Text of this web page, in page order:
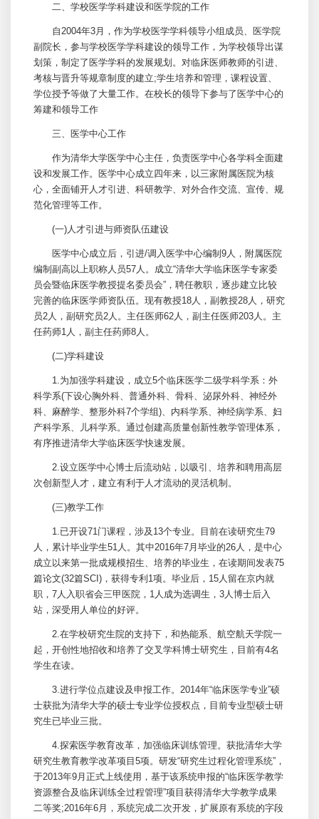
二、学校医学学科建设和医学院的工作
自2004年3月，作为学校医学学科领导小组成员、医学院
副院长，参与学校医学学科建设的领导工作，为学校领导出谋
划策，制定了医学学科的发展规划。对临床医师教师的引进、
考核与晋升等规章制度的建立;学生培养和管理，课程设置、
学位授予等做了大量工作。在校长的领导下参与了医学中心的
筹建和领导工作
三、医学中心工作
作为清华大学医学中心主任，负责医学中心各学科全面建
设和发展工作。医学中心成立四年来，以三家附属医院为核
心，全面铺开人才引进、科研教学、对外合作交流、宣传、规
范化管理等工作。
(一)人才引进与师资队伍建设
医学中心成立后，引进/调入医学中心编制9人，附属医院
编制副高以上职称人员57人。成立“清华大学临床医学专家委
员会暨临床医学教授提名委员会”，聘任教职，逐步建立比较
完善的临床医学师资队伍。现有教授18人，副教授28人，研究
员2人，副研究员2人。主任医师62人，副主任医师203人。主
任药师1人，副主任药师8人。
(二)学科建设
1.为加强学科建设，成立5个临床医学二级学科学系：外
科学系(下设心胸外科 普通外科 骨科 泌尿外科
神经外
科 、麻醉学、整形外科7个学组)、内科学系、神经病学系、 妇
产科学系、 儿科学系。通过创建高质量创新性教学管理体系，
有序推进清华大学临床医学快速发展。
2.设立医学中心博士后流动站，以吸引、培养和聘用高层
次创新型人才，建立有利于人才流动的灵活机制。
(三)教学工作
1.已开设71门课程，涉及13个专业。目前在读研究生79
人，累计毕业学生51人。其中2016年7月毕业的26人，是中心
成立以来第一批成规模招生、培养的毕业生，在读期间发表75
篇论文(32篇SCI)，获得专利1项。毕业后，15人留在京内就
职，7人入职省会三甲医院，1人成为选调生，3人博士后入
站，深受用人单位的好评。
2.在学校研究生院的支持下，和热能系、航空航天学院一
起，开创性地招收和培养了交叉学科博士研究生，目前有4名
学生在读。
3.进行学位点建设及申报工作。2014年“临床医学专业”硕
士获批为清华大学的硕士专业学位授权点，目前专业型硕士研
究生已毕业三批。
4.探索医学教育改革，加强临床训练管理。获批清华大学
研究生教育教学改革项目5项。研发“研究生过程化管理系统”，
于2013年9月正式上线使用，基于该系统申报的“临床医学教学
资源整合及临床训练全过程管理”项目获得清华大学教学成果
二等奖;2016年6月，系统完成二次开发，扩展原有系统的字段